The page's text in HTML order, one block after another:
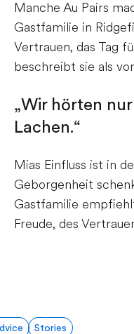
Manche Au Pairs
Gastfamilie in
Vertrauen, das Tag
beschreibt sie als
„Wir hörten
Lachen.“
Mias Einfluss ist in
Geborgenheit
Gastfamilie
Freude, des
Stories